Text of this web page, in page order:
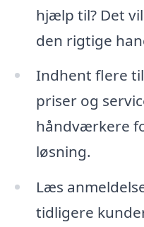
hjælp til? Det
den rigtige
Indhent flere
priser og
håndværkere
løsning.
Læs
tidligere